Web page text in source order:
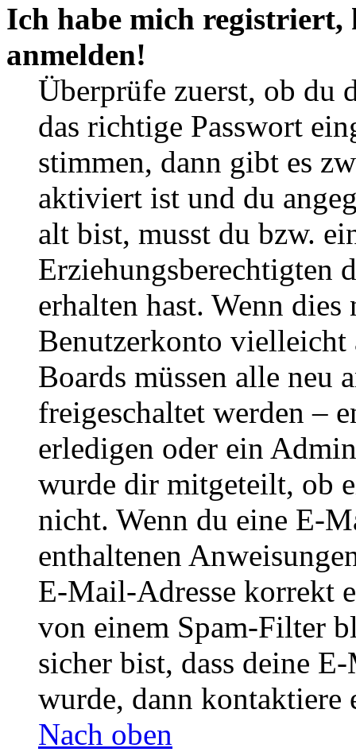
Ich habe mich
anmelden!
Überprüfe zuerst, ob du
das richtige Passwort
stimmen, dann gibt es
aktiviert ist und du
alt bist, musst du bzw.
Erziehungsberechtigten
erhalten hast. Wenn
Benutzerkonto
Boards müssen alle neu
freigeschaltet werden –
erledigen oder ein
wurde dir mitgeteilt, ob
nicht. Wenn du eine E-
enthaltenen
E-Mail-Adresse korrekt
von einem Spam-Filter
sicher bist, dass deine
wurde, dann kontaktiere
Nach oben